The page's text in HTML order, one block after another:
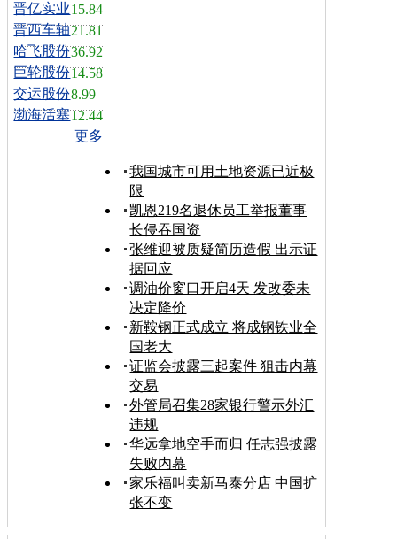
晋亿实业15.84
晋西车轴21.81
哈飞股份36.92
巨轮股份14.58
交运股份8.99
渤海活塞12.44
更多
我国城市可用土地资源已近极
限
凯恩219名退休员工举报董事
长侵吞国资
张维迎被质疑简历造假 出示证
据回应
调油价窗口开启4天 发改委未
决定降价
新鞍钢正式成立 将成钢铁业全
国老大
证监会披露三起案件 狙击内幕
交易
外管局召集28家银行警示外汇
违规
华远拿地空手而归 任志强披露
失败内幕
家乐福叫卖新马泰分店 中国扩
张不变